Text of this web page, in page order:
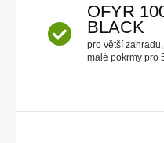
OFYR
BLACK
pro větší
malé pokrmy pro